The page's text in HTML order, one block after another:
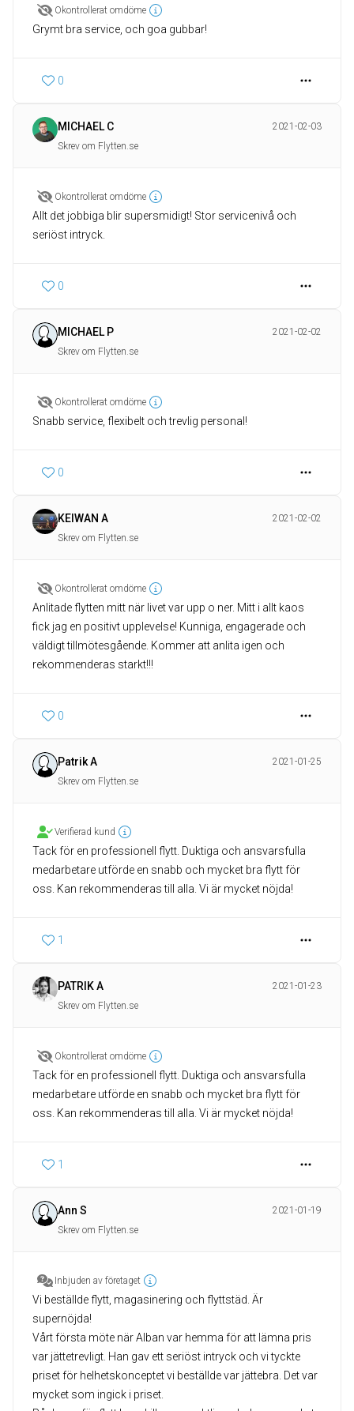
Okontrollerat omdöme
Grymt bra service, och goa gubbar!
0
MICHAEL C
2021-02-03
Skrev om Flytten.se
Okontrollerat omdöme
Allt det jobbiga blir supersmidigt! Stor servicenivå och
seriöst intryck.
0
MICHAEL P
2021-02-02
Skrev om Flytten.se
Okontrollerat omdöme
Snabb service, flexibelt och trevlig personal!
0
KEIWAN A
2021-02-02
Skrev om Flytten.se
Okontrollerat omdöme
Anlitade flytten mitt när livet var upp o ner. Mitt i allt kaos
fick jag en positivt upplevelse! Kunniga, engagerade och
väldigt tillmötesgående. Kommer att anlita igen och
rekommenderas starkt!!!
0
Patrik A
2021-01-25
Skrev om Flytten.se
Verifierad kund
Tack för en professionell flytt. Duktiga och ansvarsfulla
medarbetare utförde en snabb och mycket bra flytt för
oss. Kan rekommenderas till alla. Vi är mycket nöjda!
1
PATRIK A
2021-01-23
Skrev om Flytten.se
Okontrollerat omdöme
Tack för en professionell flytt. Duktiga och ansvarsfulla
medarbetare utförde en snabb och mycket bra flytt för
oss. Kan rekommenderas till alla. Vi är mycket nöjda!
1
Ann S
2021-01-19
Skrev om Flytten.se
Inbjuden av företaget
Vi beställde flytt, magasinering och flyttstäd. Är
supernöjda!
Vårt första möte när Alban var hemma för att lämna pris
var jättetrevligt. Han gav ett seriöst intryck och vi tyckte
priset för helhetskonceptet vi beställde var jättebra. Det var
mycket som ingick i priset.